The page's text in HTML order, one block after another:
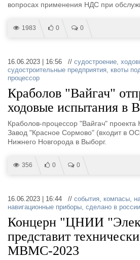
вопросах применения НДС при
1983 0 0
16.06.2023 | 16:56 // судостроение,
судостроительные предприятия, квоты
процессор
Краболов "Вайгач"
ходовые испытания в
Краболов-процессор "Вайгач"
Завод "Красное Сормово" (входит в
Нижнего Новгорода в Выборг.
356 0 0
16.06.2023 | 16:44 // события, компасы,
навигационные приборы, сделано в россии
Концерн "ЦНИИ
представит
МВМС-2023